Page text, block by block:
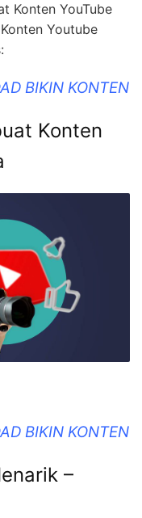
Konten YouTube
Youtube
BIKIN KONTEN
Konten
BIKIN KONTEN
–